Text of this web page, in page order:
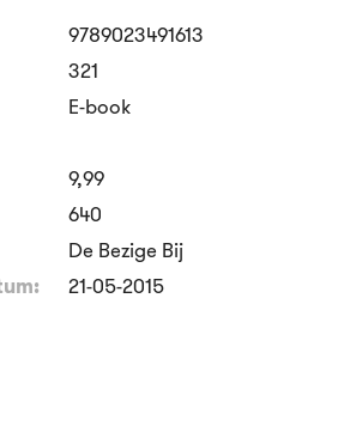
9789023491613
321
E-book
9,99
640
De Bezige Bij
21-05-2015